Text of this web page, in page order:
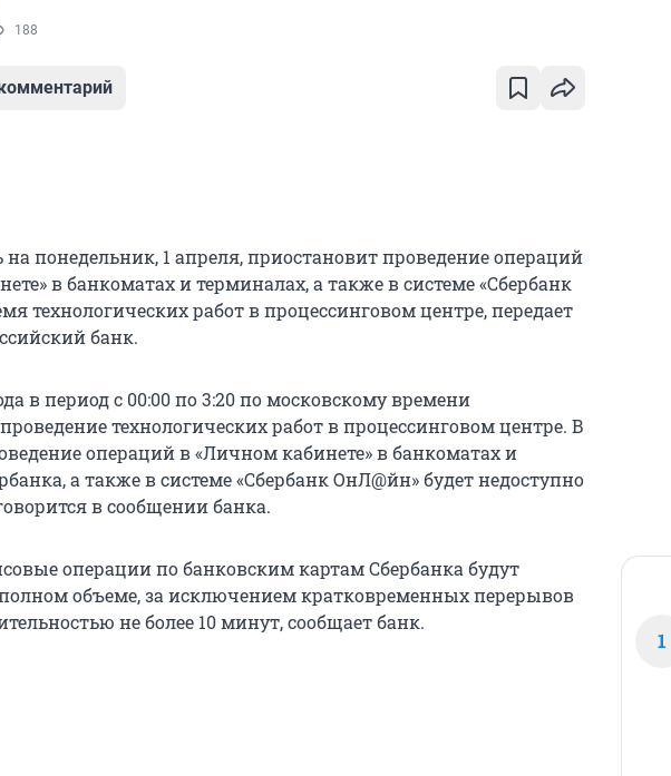
188
на понедельник, 1 апреля, приостановит проведение операций
в банкоматах и терминалах, а также в системе «Сбербанк
технологических работ в процессинговом центре, передает
банк.
в период с 00:00 по 3:20 по московскому времени
технологических работ в процессинговом центре. В
операций в «Личном кабинете» в банкоматах и
а также в системе «Сбербанк ОнЛ@йн» будет недоступно
в сообщении банка.
операции по банковским картам Сбербанка будут
объеме, за исключением кратковременных перерывов
не более 10 минут, сообщает банк.
1